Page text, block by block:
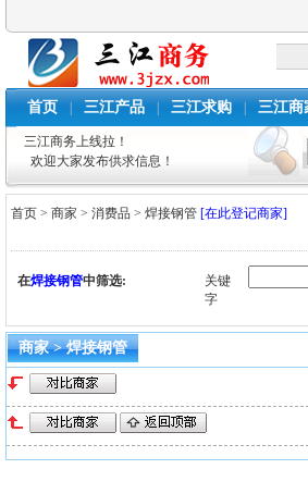
首页 三江产品 三江求购 三江商
三江商务上线拉！
欢迎大家发布供求信息！
首页 >商家 >消费品 >焊接钢管 [在此登记商家]
在焊接钢管中筛选:
关键
字
商家 > 焊接钢管